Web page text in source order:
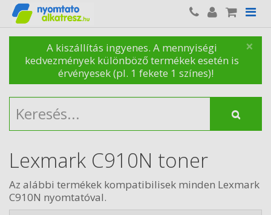
×
A kiszállítás ingyenes. A mennyiségi
kedvezmények különböző termékek esetén is
érvényesek (pl. 1 fekete 1 színes)!
Lexmark C910N toner
Az alábbi termékek kompatibilisek minden Lexmark
C910N nyomtatóval.